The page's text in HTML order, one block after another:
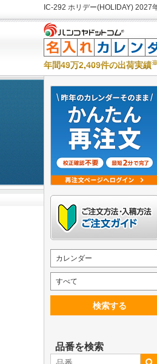
IC-292 ホリデー(HOLIDAY) 2027
年間49万2,409件の出荷実績※
カレンダー
すべて
検索する
品番を検索